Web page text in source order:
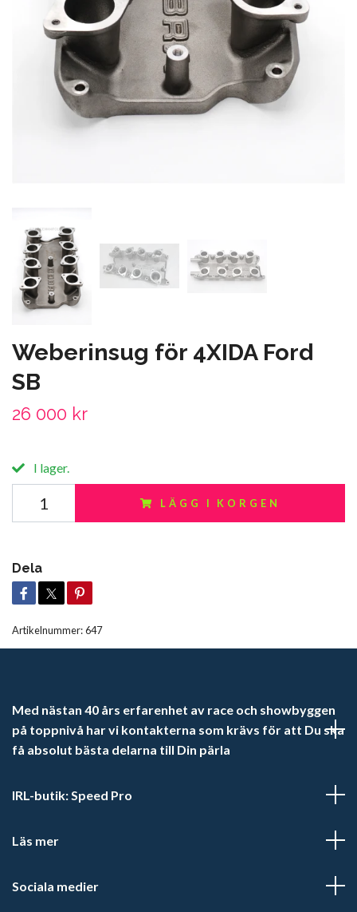
Weberinsug för 4XIDA Ford
SB
26 000 kr
I lager.
LÄGG I KORGEN
Dela
Artikelnummer:647
Med nästan 40 års erfarenhet av race och showbyggen
på toppnivå har vi kontakterna som krävs för att Du ska
få absolut bästa delarna till Din pärla
IRL-butik: Speed Pro
Läs mer
Sociala medier